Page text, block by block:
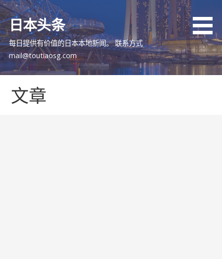
跳
至
内
容
日本头条
每日提供有价值的日本本地新闻。 联系方式
mail@toutiaosg.com
文章